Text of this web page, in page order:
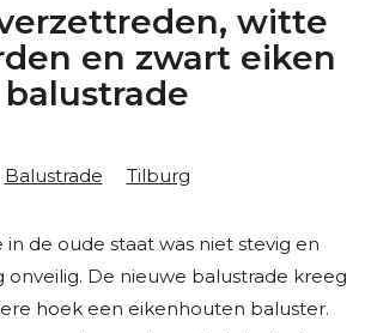
witte
en zwart eiken
balustrade
Balustrade Tilburg
in de oude staat was niet stevig en
onveilig. De nieuwe balustrade kreeg
hoek een eikenhouten baluster.